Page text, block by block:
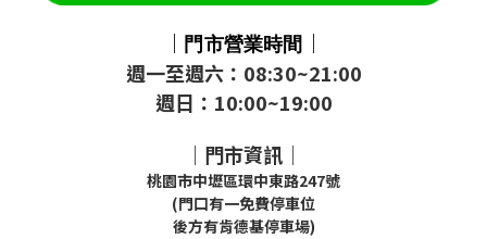
｜ 門市營業時間 ｜
週一至週六：08:30~21:00
週日：10:00~19:00
｜門市資訊｜
桃園市中壢區環中東路247號
(門口有一免費停車位
後方有肯德基停車場)